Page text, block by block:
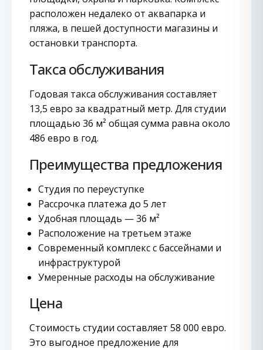
расположен недалеко от аквапарка и
пляжа, в пешей доступности магазины и
остановки транспорта.
Такса обслуживания
Годовая такса обслуживания составляет
13,5 евро за квадратный метр. Для студии
площадью 36 м² общая сумма равна около
486 евро в год.
Преимущества предложения
Студия по переуступке
Рассрочка платежа до 5 лет
Удобная площадь — 36 м²
Расположение на третьем этаже
Современный комплекс с бассейнами и
инфраструктурой
Умеренные расходы на обслуживание
Цена
Стоимость студии составляет 58 000 евро.
Это выгодное предложение для